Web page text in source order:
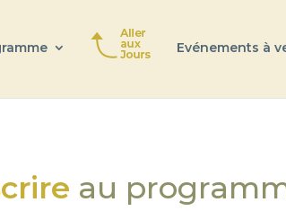
Evénements à
au